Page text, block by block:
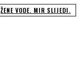
ŽENE VODE. MIR SLIJEDI.